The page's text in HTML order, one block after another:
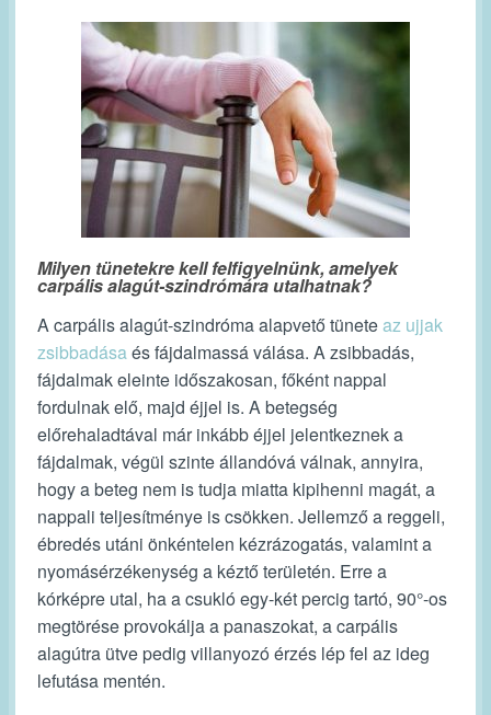
Milyen tünetekre kell felfigyelnünk, amelyek
carpális alagút-szindrómára utalhatnak?
A carpális alagút-szindróma alapvető tüneteaz ujjak
zsibbadása és fájdalmassá válása. A zsibbadás,
fájdalmak eleinte időszakosan, főként nappal
fordulnak elő, majd éjjel is. A betegség
előrehaladtával már inkább éjjel jelentkeznek a
fájdalmak, végül szinte állandóvá válnak, annyira,
hogy a beteg nem is tudja miatta kipihenni magát, a
nappali teljesítménye is csökken. Jellemző a reggeli,
ébredés utáni önkéntelen kézrázogatás, valamint a
nyomásérzékenység a kéztő területén. Erre a
kórképre utal, ha a csukló egy-két percig tartó, 90°-os
megtörése provokálja a panaszokat, a carpális
alagútra ütve pedig villanyozó érzés lép fel az ideg
lefutása mentén.